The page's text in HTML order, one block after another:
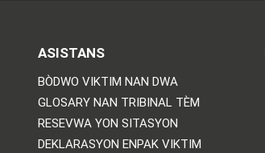
ASISTANS
BÒDWO VIKTIM NAN DWA
GLOSARY NAN TRIBINAL TÈM
RESEVWA YON SITASYON
DEKLARASYON ENPAK VIKTIM